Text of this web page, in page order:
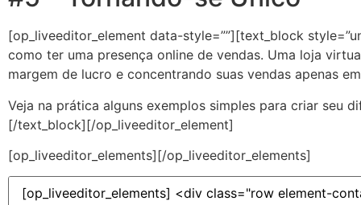
[op_liveeditor_element data-style=””][text_block
como ter uma presença online de vendas. Uma loja
margem de lucro e concentrando suas vendas apenas
Veja na prática alguns exemplos simples para criar seu
[/text_block][/op_liveeditor_element]
[op_liveeditor_elements][/op_liveeditor_elements]